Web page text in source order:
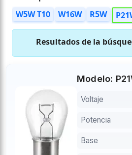
W5W T10 W16W R5W
Resultados de la
Modelo:
Voltaje
Potencia
Base